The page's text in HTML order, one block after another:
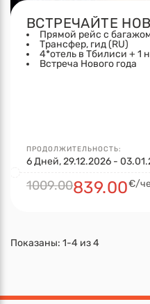
ВСТРЕЧАЙТЕ
Прямой рейс с
Трансфер, гид (RU)
4*отель в Тбилиси + 1
Встреча Нового года
ПРОДОЛЖИТЕЛЬНОСТЬ:
6 Дней, 29.12.2026 -
1009.00839.00€/
Показаны: 1-4 из4